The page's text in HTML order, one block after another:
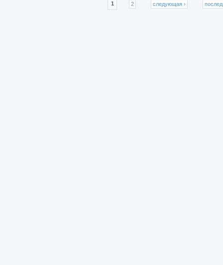
1 2 следующая ›